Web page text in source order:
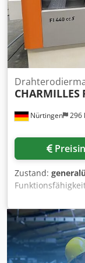
Nürtingen 296
CHARMILLES
Zustand:
440 CCS
Verfahrwege (X /
/ V): 550 x 350
Höhe Integrated
Achsen
400 mm